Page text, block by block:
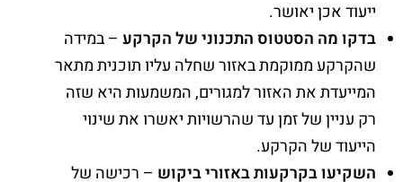
ייעוד אכן יאושר.
בדקו מה הסטטוס התכנוני של הקרקע – במידה
שהקרקע ממוקמת באזור שחלה עליו תוכנית מתאר
המייעדת את האזור למגורים, המשמעות היא שזה
רק עניין של זמן עד שהרשויות יאשרו את שינוי
הייעוד של הקרקע.
השקיעו בקרקעות באזורי ביקוש – רכישה של